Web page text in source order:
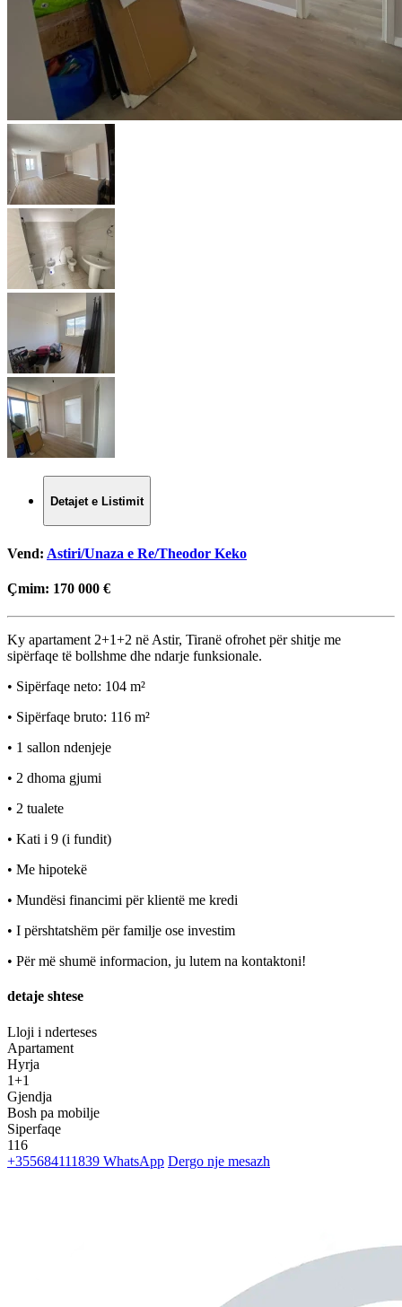
Detajet e Listimit
Vend: Astiri/Unaza e Re/Theodor Keko
Çmim: 170 000 €
Ky apartament 2+1+2 në Astir, Tiranë ofrohet për shitje me
sipërfaqe të bollshme dhe ndarje funksionale.
• Sipërfaqe neto: 104 m²
• Sipërfaqe bruto: 116 m²
• 1 sallon ndenjeje
• 2 dhoma gjumi
• 2 tualete
• Kati i 9 (i fundit)
• Me hipotekë
• Mundësi financimi për klientë me kredi
• I përshtatshëm për familje ose investim
• Për më shumë informacion, ju lutem na kontaktoni!
detaje shtese
Lloji i nderteses
Apartament
Hyrja
1+1
Gjendja
Bosh pa mobilje
Siperfaqe
116
+355684111839 WhatsApp Dergo nje mesazh